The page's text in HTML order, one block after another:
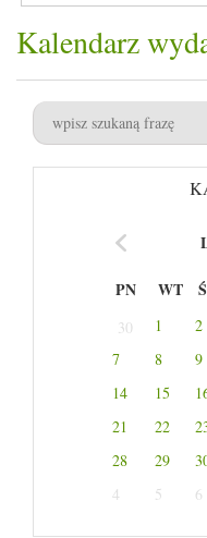
Kalendarz
PN WT
30 1 2
7
8 9
14
15
21
22
28
29
4
5 6